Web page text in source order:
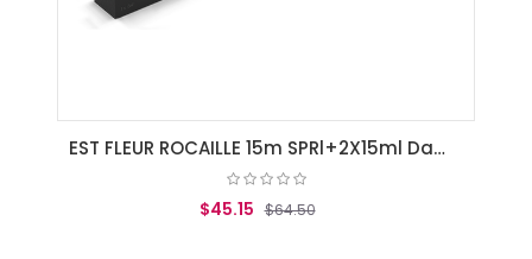
EST FLEUR ROCAILLE 15m SPRl+2X15ml Dama
$45.15 $64.50